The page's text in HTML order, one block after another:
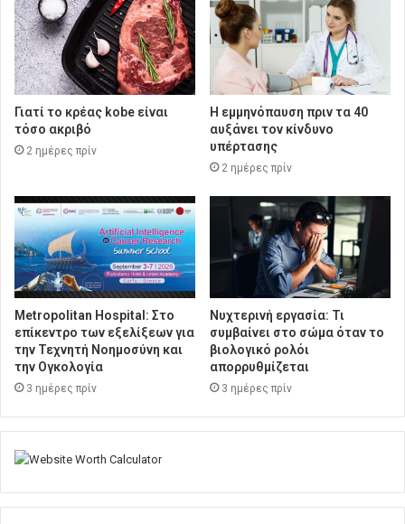
Γιατί το κρέας kobe είναι
τόσο ακριβό
2 ημέρες πρίν
Η εμμηνόπαυση πριν τα 40
αυξάνει τον κίνδυνο
υπέρτασης
2 ημέρες πρίν
Metropolitan Hospital: Στο
επίκεντρο των εξελίξεων για
την Τεχνητή Νοημοσύνη και
την Ογκολογία
3 ημέρες πρίν
Νυχτερινή εργασία: Τι
συμβαίνει στο σώμα όταν το
βιολογικό ρολόι
απορρυθμίζεται
3 ημέρες πρίν